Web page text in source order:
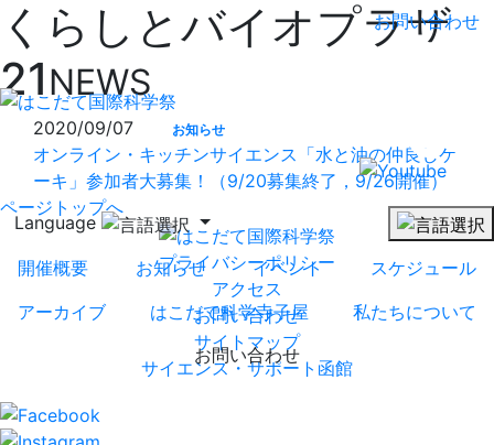
お問い合わせ
Language
開催概要 お知らせ イベント
スケジュール
アーカイブ
はこだて科学寺子屋
私たちについて
お問い合わせ
くらしとバイオプラザ
21NEWS
2020/09/07 お知らせ
オンライン・キッチンサイエンス「水と油の仲良しケ
ーキ」参加者大募集！（9/20募集終了，9/26開催）
ページトップへ
プライバシーポリシー
アクセス
お問い合わせ
サイトマップ
サイエンス・サポート函館